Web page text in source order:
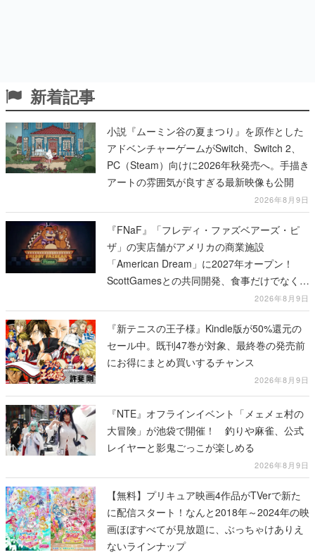
新着記事
小説『ムーミン谷の夏まつり』を原作とした
アドベンチャーゲームがSwitch、Switch 2、
PC（Steam）向けに2026年秋発売へ。手描き
アートの雰囲気が良すぎる最新映像も公開
2026年8月9日
『FNaF』「フレディ・ファズベアーズ・ピ
ザ」の実店舗がアメリカの商業施設
「American Dream」に2027年オープン！
ScottGamesとの共同開発、食事だけでなくス
テージショーや没入型のホラー体験も楽しめ
る
2026年8月9日
『新テニスの王子様』Kindle版が50%還元の
セール中。既刊47巻が対象、最終巻の発売前
にお得にまとめ買いするチャンス
2026年8月9日
『NTE』オフラインイベント「メェメェ村の
大冒険」が池袋で開催！ 釣りや麻雀、公式
レイヤーと影鬼ごっこが楽しめる
2026年8月9日
【無料】プリキュア映画4作品がTVerで新た
に配信スタート！なんと2018年～2024年の映
画ほぼすべてが見放題に、ぶっちゃけありえ
ないラインナップ